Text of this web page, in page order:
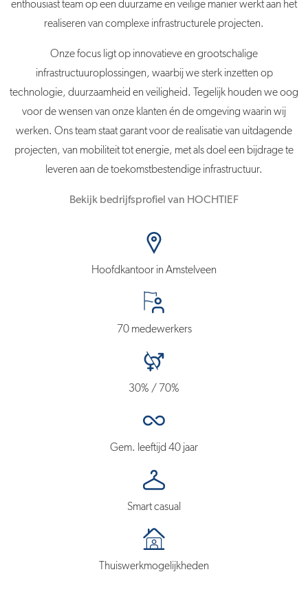
enthousiast team op een duurzame en veilige manier werkt aan het
realiseren van complexe infrastructurele projecten.
Onze focus ligt op innovatieve en grootschalige
infrastructuuroplossingen, waarbij we sterk inzetten op
technologie, duurzaamheid en veiligheid. Tegelijk houden we oog
voor de wensen van onze klanten én de omgeving waarin wij
werken. Ons team staat garant voor de realisatie van uitdagende
projecten, van mobiliteit tot energie, met als doel een bijdrage te
leveren aan de toekomstbestendige infrastructuur.
Bekijk bedrijfsprofiel van HOCHTIEF
Hoofdkantoor in Amstelveen
70 medewerkers
30% / 70%
Gem. leeftijd 40 jaar
Smart casual
Thuiswerkmogelijkheden